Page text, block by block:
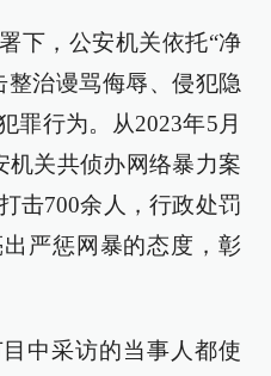
下，公安机关依托“净
整治谩骂侮辱、侵犯隐
罪行为。从2023年5月
机关共侦办网络暴力案
击700余人，行政处罚
严惩网暴的态度，彰
中采访的当事人都使